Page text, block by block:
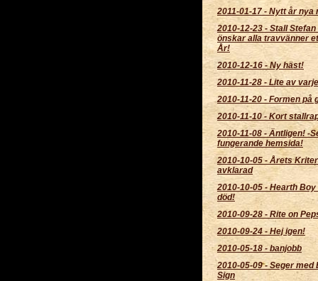
2011-01-17 - Nytt år nya
2010-12-23- Stall Stefan
önskar alla travvänner
År!
2010-12-16 -Ny häst!
2010-11-28 - Lite av
2010-11-20 - Formen på
2010-11-10- Kort
2010-11-08 -Äntligen! -
fungerande hemsida!
2010-10-05-Årets
avklarad
2010-10-05 -Hearth Boy
död!
2010-09-28 - Rite on
2010-09-24 - Hej igen!
2010-05-18- banjobb
2010-05-09-Seger med
Sign